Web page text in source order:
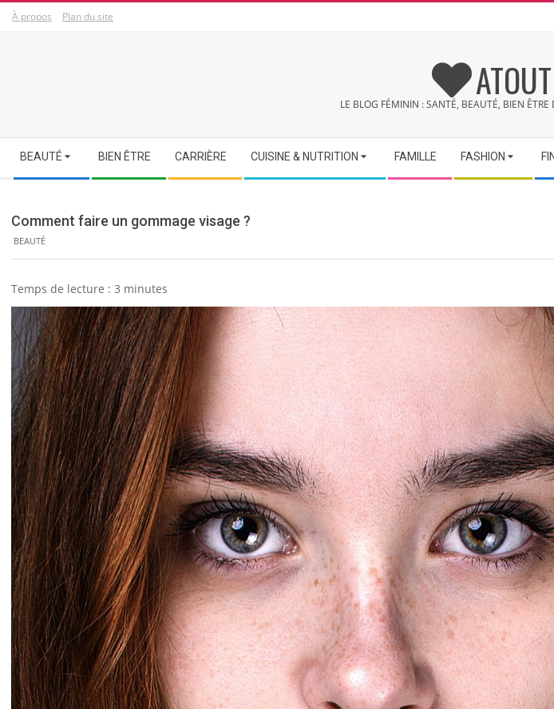
SkipÀ propos Plan du site
LE BLOG FÉMININ : SANTÉ, BEAUTÉ, BIEN
Secondary
Navigation
Menu
BEAUTÉ BIEN ÊTRE CARRIÈRE CUISINE & NUTRITION FAMILLE FASHION
Comment faire un gommage visage ?
BEAUTÉ
Temps de lecture : 3 minutes